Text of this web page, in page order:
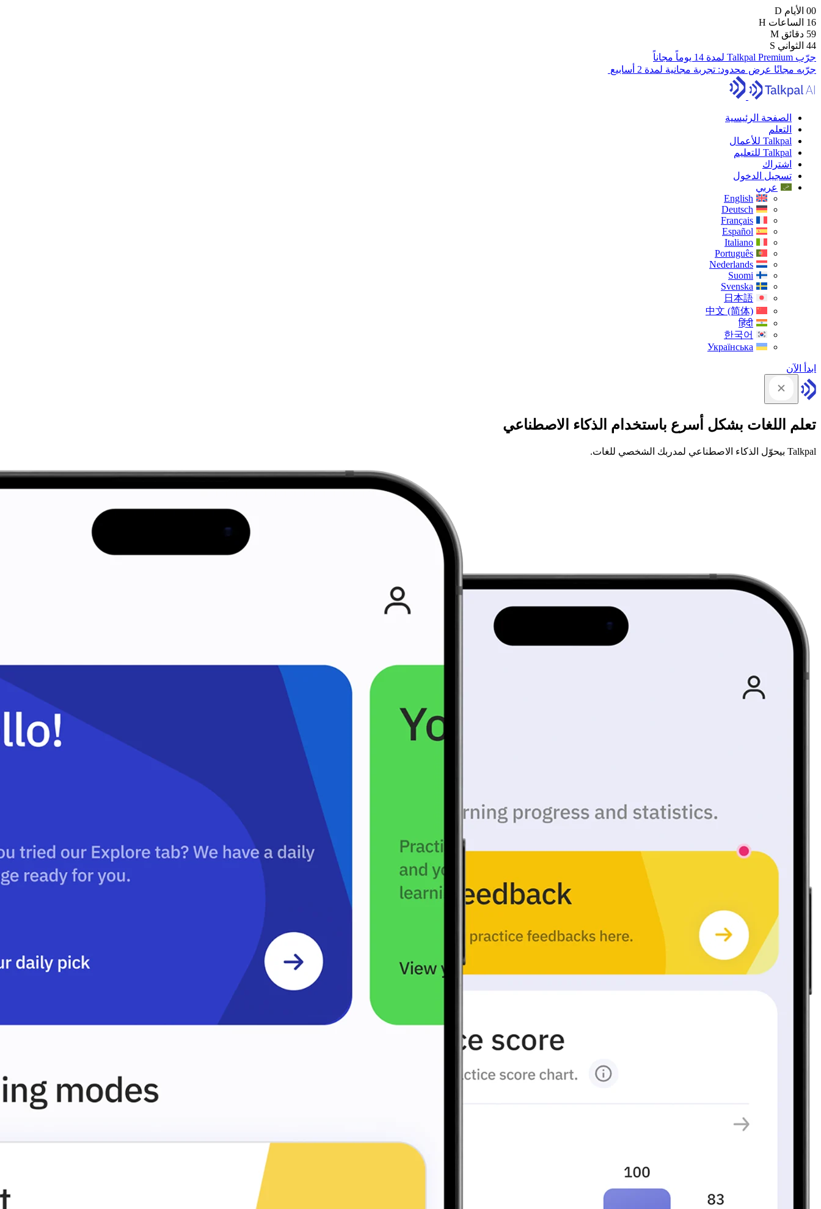
00 الأيام D
16 الساعات H
59 دقائق M
43 الثواني S
جرّب Talkpal Premium لمدة 14 يوماً مجاناً
جرّبه مجانًا عرض محدود: تجربة مجانية لمدة 2 أسابيع
الصفحة الرئيسية
التعلم
Talkpal للأعمال
Talkpal للتعليم
اشتراك
تسجيل الدخول
عربي
English
Deutsch
Français
Español
Italiano
Português
Nederlands
Suomi
Svenska
日本語
中文 (简体)
हिंदी
한국어
Українська
ابدأ الآن
تعلم اللغات بشكل أسرع باستخدام الذكاء الاصطناعي
Talkpal بيحوّل الذكاء الاصطناعي لمدربك الشخصي للغات.